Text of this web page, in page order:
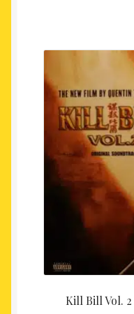
Kill Bill Vol.